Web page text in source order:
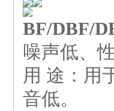
BF/DBF/
噪声低、
用 途：用
音低。